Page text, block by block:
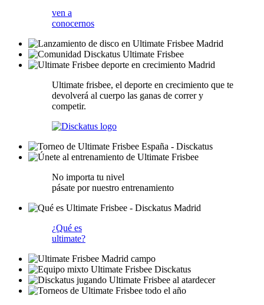
ven a
conocernos
Ultimate frisbee, el deporte en crecimiento que te
devolverá al cuerpo las ganas de correr y
competir.
No importa tu nivel
pásate por nuestro entrenamiento
¿Qué es
ultimate?